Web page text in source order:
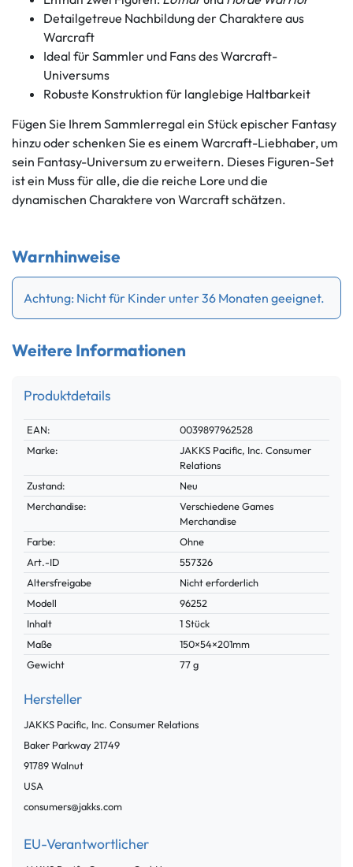
Detailgetreue Nachbildung der Charaktere aus
Warcraft
Ideal für Sammler und Fans des Warcraft-
Universums
Robuste Konstruktion für langlebige Haltbarkeit
Fügen Sie Ihrem Sammlerregal ein Stück epischer Fantasy
hinzu oder schenken Sie es einem Warcraft-Liebhaber, um
sein Fantasy-Universum zu erweitern. Dieses Figuren-Set
ist ein Muss für alle, die die reiche Lore und die
dynamischen Charaktere von Warcraft schätzen.
Warnhinweise
Achtung: Nicht für Kinder unter 36 Monaten geeignet.
Weitere Informationen
Produktdetails
Technisches
Merkmal
Wert
EAN:
0039897962528
Marke:
JAKKS Pacific, Inc. Consumer
Relations
Zustand:
Neu
Merchandise:
Verschiedene Games
Merchandise
Farbe:
Ohne
Technisches
Merkmal
Wert
Art.-ID
557326
Altersfreigabe
Nicht erforderlich
Modell
96252
Inhalt
1 Stück
Maße
150×54×201mm
Gewicht
77 g
Hersteller
JAKKS Pacific, Inc. Consumer Relations
Baker Parkway21749
91789Walnut
USA
consumers@jakks.com
EU-Verantwortlicher